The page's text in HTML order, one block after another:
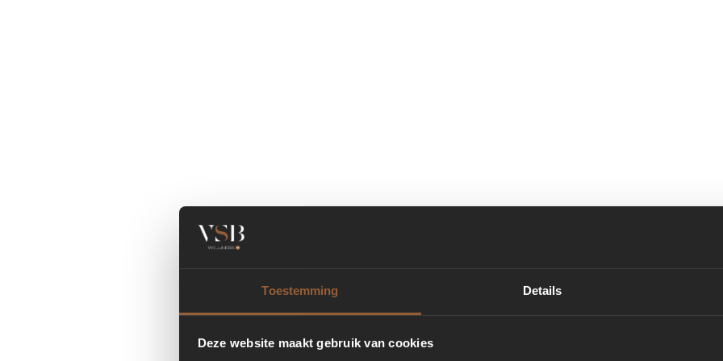
Toestemming Details
Deze website maakt gebruik van cookies